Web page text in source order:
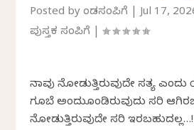
Posted byಕೆಂಡಸಂಪಿಗೆ |Jul 17,
ಪುಸ್ತಕ ಸಂಪಿಗೆ |
ನಾವು ನೋಡುತ್ತಿರುವುದೇ ಸತ್ಯ ಎಂದು
ಗೂಬೆ ಅಂದುಕೊಂಡಿರುವುದು ಸರಿ
ನೋಡುತ್ತಿರುವುದೇ ಸರಿ